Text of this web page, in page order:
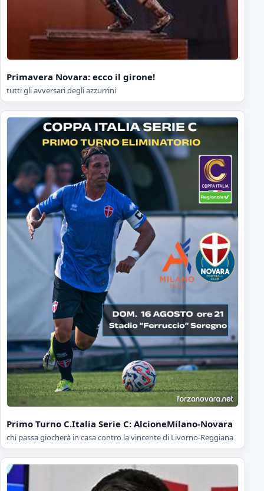
Primavera Novara: ecco il girone!
tutti gli avversari degli azzurrini
Primo Turno C.Italia Serie C: AlcioneMilano-Novara
chi passa giocherà in casa contro la vincente di Livorno-Reggiana